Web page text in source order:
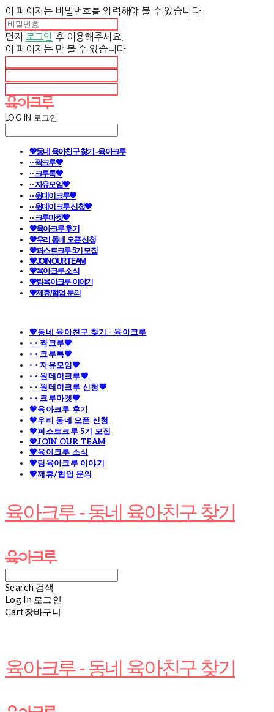
이 페이지는 비밀번호를 입력해야 볼 수 있습니다.
먼저 로그인 후 이용해주세요.
이 페이지는 만 볼 수 있습니다.
LOG IN 로그인
💖동네 육아친구 찾기 - 육아크루
· · 짝크루🧡
· · 크루톡🧡
· · 자유모임🧡
· · 원데이크루🧡
· · 원데이크루 신청🧡
· · 크루마켓🧡
💖육아크루 후기
💖우리 동네 오픈 신청
💖퍼스트크루 5기 모집
💖JOIN OUR TEAM
💖육아크루 소식
💖팀육아크루 이야기
💖제휴/협업 문의
💖동네 육아친구 찾기 - 육아크루
· · 짝크루🧡
· · 크루톡🧡
· · 자유모임🧡
· · 원데이크루🧡
· · 원데이크루 신청🧡
· · 크루마켓🧡
💖육아크루 후기
💖우리 동네 오픈 신청
💖퍼스트크루 5기 모집
💖JOIN OUR TEAM
💖육아크루 소식
💖팀육아크루 이야기
💖제휴/협업 문의
육아크루 - 동네 육아친구 찾기
Search 검색
Log In 로그인
Cart장바구니
육아크루 - 동네 육아친구 찾기